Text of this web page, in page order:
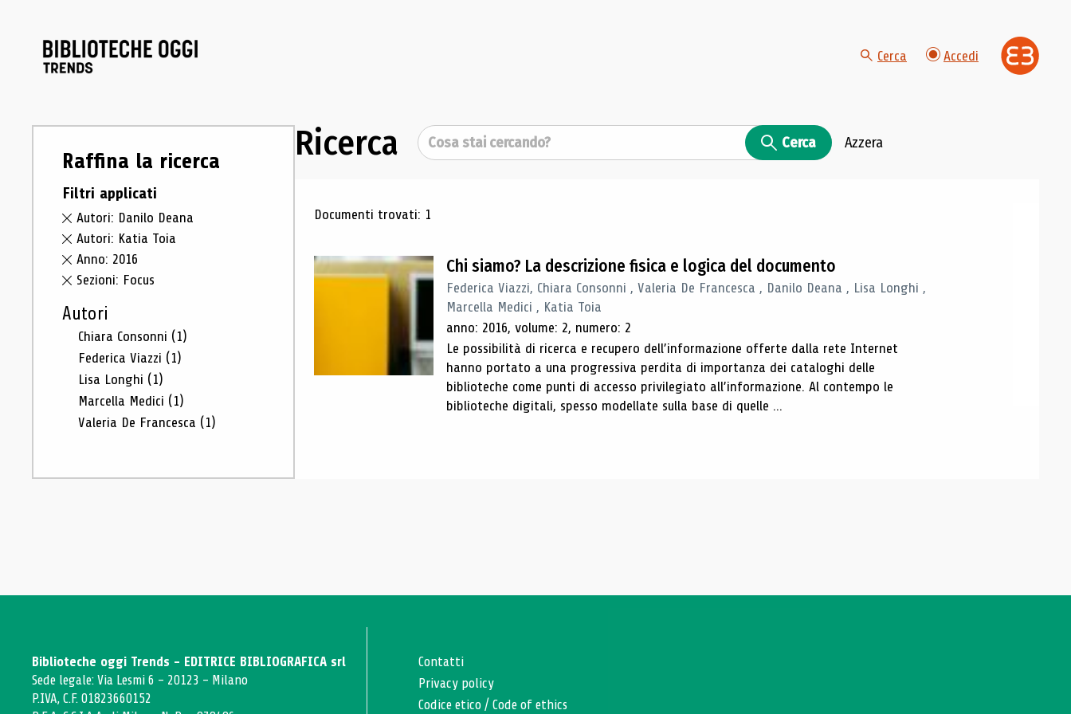
Cerca Accedi
Raffina la ricerca
Filtri applicati
Autori: Danilo Deana
Autori: Katia Toia
Anno: 2016
Sezioni: Focus
Autori
Chiara Consonni (1)
Federica Viazzi (1)
Lisa Longhi (1)
Marcella Medici (1)
Valeria De Francesca (1)
Ricerca Cerca Cerca Azzera
Risultati di ricerca
Documenti trovati: 1
Chi siamo? La descrizione fisica e logica del documento
Federica Viazzi, Chiara Consonni , Valeria De Francesca , Danilo Deana , Lisa Longhi ,
Marcella Medici , Katia Toia
anno: 2016, volume: 2, numero: 2
Le possibilità di ricerca e recupero dell’informazione offerte dalla rete Internet
hanno portato a una progressiva perdita di importanza dei cataloghi delle
biblioteche come punti di accesso privilegiato all’informazione. Al contempo le
biblioteche digitali, spesso modellate sulla base di quelle ...
Biblioteche oggi Trends - EDITRICE BIBLIOGRAFICA srl
Sede legale: Via Lesmi 6 - 20123 - Milano
P.IVA, C.F. 01823660152
Contatti
Privacy policy
Codice etico /Code of ethics